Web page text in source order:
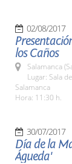
02/08/2017
los Caños
Salamanca
Lugar: Sala
Salamanca
Hora: 11:30 h.
30/07/2017
Día de la
Águeda'